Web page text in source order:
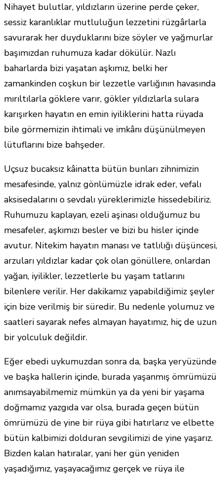
Nihayet bulutlar, yıldızların üzerine perde çeker,
sessiz karanlıklar mutluluğun lezzetini rüzgârlarla
savurarak her duyduklarını bize söyler ve yağmurlar
başımızdan ruhumuza kadar dökülür. Nazlı
baharlarda bizi yaşatan aşkımız, belki her
zamankinden coşkun bir lezzetle varlığının havasında
mırıltılarla göklere varır, gökler yıldızlarla sulara
karışırken hayatın en emin iyiliklerini hatta rüyada
bile görmemizin ihtimali ve imkânı düşünülmeyen
lütuflarını bize bahşeder.
Uçsuz bucaksız kâinatta bütün bunları zihnimizin
mesafesinde, yalnız gönlümüzle idrak eder, vefalı
aksisedalarını o sevdalı yüreklerimizle hissedebiliriz.
Ruhumuzu kaplayan, ezeli aşinası olduğumuz bu
mesafeler, aşkımızı besler ve bizi bu hisler içinde
avutur. Nitekim hayatın manası ve tatlılığı düşüncesi,
arzuları yıldızlar kadar çok olan gönüllere, onlardan
yağan, iyilikler, lezzetlerle bu yaşam tatlarını
bilenlere verilir. Her dakikamız yapabildiğimiz şeyler
için bize verilmiş bir süredir. Bu nedenle yolumuz ve
saatleri sayarak nefes almayan hayatımız, hiç de uzun
bir yolculuk değildir.
Eğer ebedi uykumuzdan sonra da, başka yeryüzünde
ve başka hallerin içinde, burada yaşanmış ömrümüzü
anımsayabilmemiz mümkün ya da yeni bir yaşama
doğmamız yazgıda var olsa, burada geçen bütün
ömrümüzü de yine bir rüya gibi hatırlarız ve elbette
bütün kalbimizi dolduran sevgilimizi de yine yaşarız.
Bizden kalan hatıralar, yani her gün yeniden
yaşadığımız, yaşayacağımız gerçek ve rüya ile